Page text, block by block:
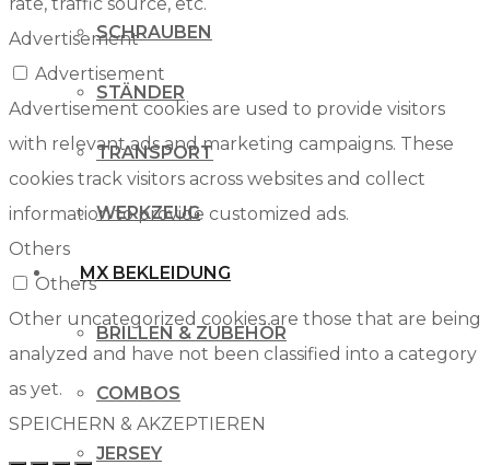
SCHRAUBEN
STÄNDER
TRANSPORT
WERKZEUG
MX BEKLEIDUNG
BRILLEN & ZUBEHÖR
COMBOS
JERSEY
Advertisement
Advertisement
Advertisement cookies are used to provide visitors
with relevant ads and marketing campaigns. These
cookies track visitors across websites and collect
information to provide customized ads.
Others
Others
Other uncategorized cookies are those that are being
analyzed and have not been classified into a category
as yet.
SPEICHERN & AKZEPTIEREN